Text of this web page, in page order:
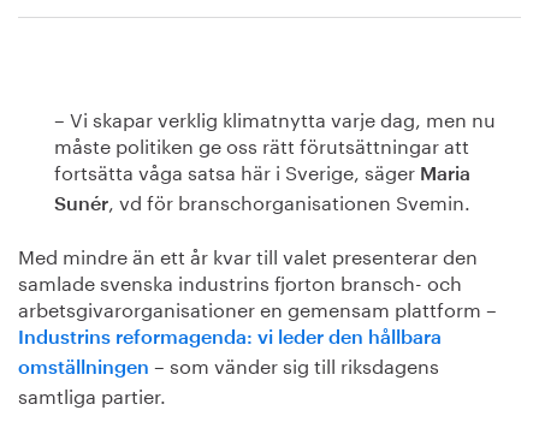
Bildbank
– Vi skapar verklig klimatnytta varje dag, men nu
måste politiken ge oss rätt förutsättningar att
fortsätta våga satsa här i Sverige, säger Maria
Sunér, vd för branschorganisationen Svemin.
Med mindre än ett år kvar till valet presenterar den
samlade svenska industrins fjorton bransch- och
arbetsgivarorganisationer en gemensam plattform –
Industrins reformagenda: vi leder den hållbara
omställningen – som vänder sig till riksdagens
samtliga partier.